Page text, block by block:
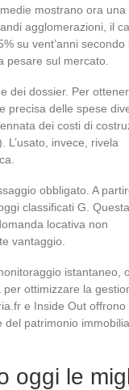
mostrano ora una
agglomerazioni, il
su vent’anni secondo
pesare sul mercato.
dei dossier. Per
precisa delle spese
dei costi di
L’usato, invece, rivela
obbligato. A
classificati G. Questa
locativa non
vantaggio.
istantaneo,
ottimizzare la
e Inside Out offrono
del patrimonio
oggi le